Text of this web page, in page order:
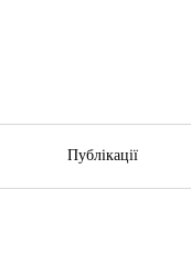
Публікації